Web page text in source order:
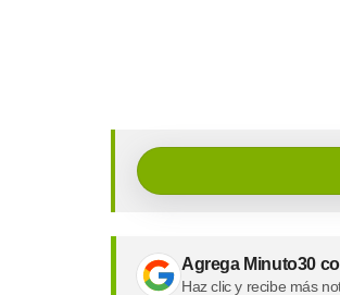
Agrega Minuto30
Haz clic y recibe más